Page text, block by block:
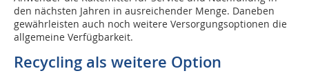
den nächsten Jahren in ausreichender Menge. Daneben
gewährleisten auch noch weitere Versorgungsoptionen die
allgemeine Verfügbarkeit.
Recycling als weitere Option